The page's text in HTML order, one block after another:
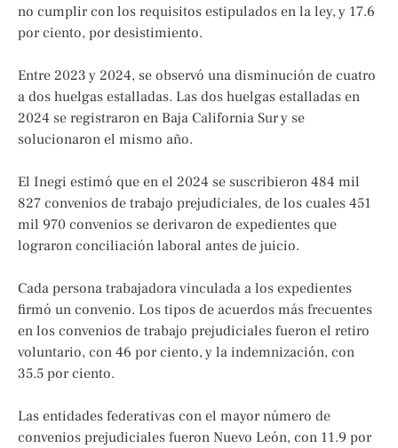
no cumplir con los requisitos estipulados en la ley, y 17.6
por ciento, por desistimiento.
Entre 2023 y 2024, se observó una disminución de cuatro
a dos huelgas estalladas. Las dos huelgas estalladas en
2024 se registraron en Baja California Sur y se
solucionaron el mismo año.
El Inegi estimó que en el 2024 se suscribieron 484 mil
827 convenios de trabajo prejudiciales, de los cuales 451
mil 970 convenios se derivaron de expedientes que
lograron conciliación laboral antes de juicio.
Cada persona trabajadora vinculada a los expedientes
firmó un convenio. Los tipos de acuerdos más frecuentes
en los convenios de trabajo prejudiciales fueron el retiro
voluntario, con 46 por ciento, y la indemnización, con
35.5 por ciento.
Las entidades federativas con el mayor número de
convenios prejudiciales fueron Nuevo León, con 11.9 por